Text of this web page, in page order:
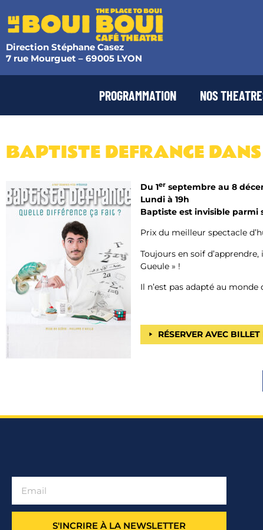
Direction Stéphane Casez
7 rue Mourguet – 69005 LYON
PROGRAMMATION NOS
BAPTISTE DEFRANCE
Du 1er septembre au 8
Lundi à 19h
Baptiste est invisible parmi
Prix du meilleur spectacle
Toujours en soif
Gueule » !
Il n’est pas adapté au
RÉSERVER AVEC
S'INCRIRE À LA NEWSLETTER